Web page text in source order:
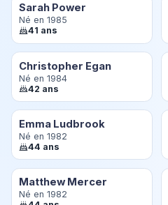
Sarah Power
Né en 1985
41 ans
Christopher Egan
Né en 1984
42 ans
Emma Ludbrook
Né en 1982
44 ans
Matthew Mercer
Né en 1982